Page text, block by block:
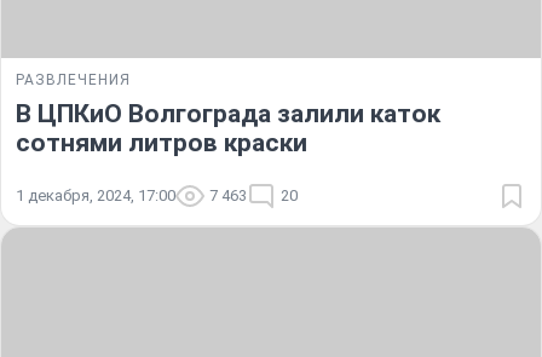
РАЗВЛЕЧЕНИЯ
В ЦПКиО Волгограда залили каток
сотнями литров краски
1 декабря, 2024, 17:00 7 463 20